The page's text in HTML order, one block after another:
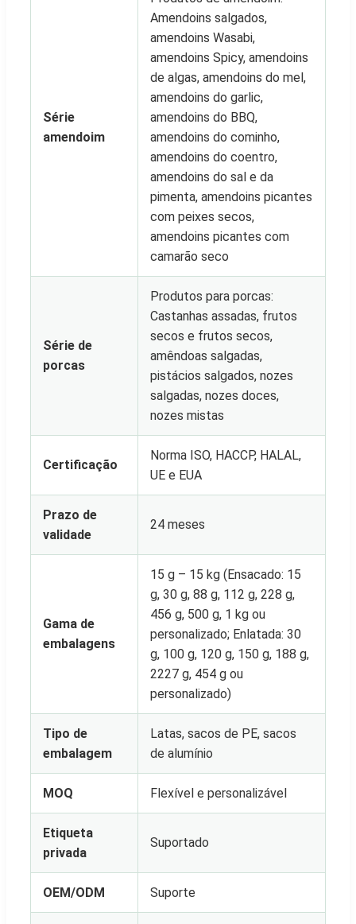
Série
amendoim
Amendoins salgados,
amendoins Wasabi,
amendoins Spicy, amendoins
de algas, amendoins do mel,
amendoins do garlic,
amendoins do BBQ,
amendoins do cominho,
amendoins do coentro,
amendoins do sal e da
pimenta, amendoins picantes
com peixes secos,
amendoins picantes com
camarão seco
Série de
porcas
Produtos para porcas:
Castanhas assadas, frutos
secos e frutos secos,
amêndoas salgadas,
pistácios salgados, nozes
salgadas, nozes doces,
nozes mistas
Certificação
Norma ISO, HACCP, HALAL,
UE e EUA
Prazo de
validade
24 meses
Gama de
embalagens
15 g – 15 kg (Ensacado: 15
g, 30 g, 88 g, 112 g, 228 g,
456 g, 500 g, 1 kg ou
personalizado; Enlatada: 30
g, 100 g, 120 g, 150 g, 188 g,
2227 g, 454 g ou
personalizado)
Tipo de
embalagem
Latas, sacos de PE, sacos
de alumínio
MOQ Flexível e personalizável
Etiqueta
privada
Suportado
OEM/ODM Suporte